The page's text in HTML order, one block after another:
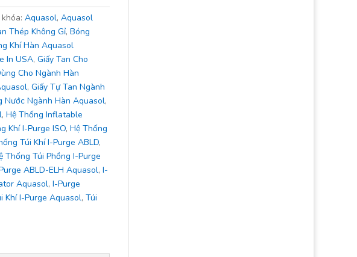
Aquasol, Aquasol
Thép Không Gỉ, Bóng
Khí Hàn Aquasol
In USA, Giấy Tan Cho
Cho Ngành Hàn
, Giấy Tự Tan Ngành
Nước Ngành Hàn Aquasol,
, Hệ Thống Inflatable
Khí I-Purge ISO, Hệ Thống
Túi Khí I-Purge ABLD,
Thống Túi Phồng I-Purge
ABLD-ELH Aquasol, I-
Aquasol, I-Purge
Khí I-Purge Aquasol, Túi